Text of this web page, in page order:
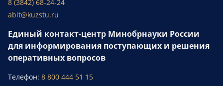
8 (3842) 68-24-24
abit@kuzstu.ru
Единый контакт-центр Минобрнауки России
для информирования поступающих и решения
оперативных вопросов
Телефон: 8 800 444 51 15